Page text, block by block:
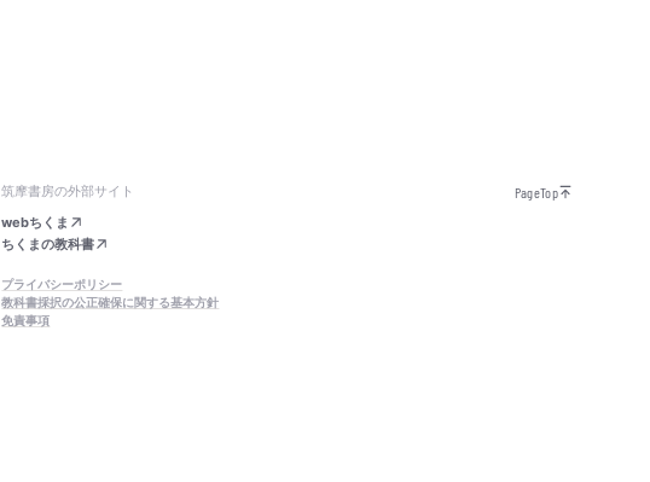
筑摩書房の外部サイト
webちくま
ちくまの教科書
プライバシーポリシー
教科書採択の公正確保に関する基本方針
免責事項
PageTop